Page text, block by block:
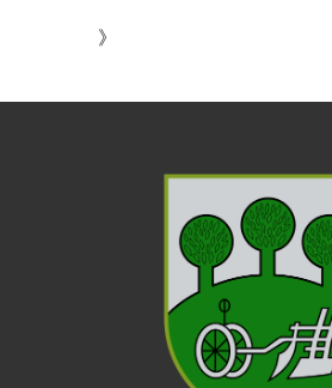
》